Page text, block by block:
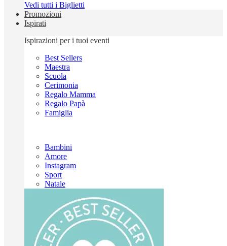
Vedi tutti i Biglietti
Promozioni
Ispirati
Ispirazioni per i tuoi eventi
Best Sellers
Maestra
Scuola
Cerimonia
Regalo Mamma
Regalo Papà
Famiglia
Bambini
Amore
Instagram
Sport
Natale